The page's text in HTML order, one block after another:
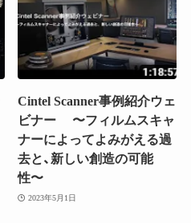
Cintel Scanner事例紹介ウェ
ビナー 〜フィルムスキャ
ナーによってよみがえる過
去と、新しい創造の可能
性〜
2023年5月1日